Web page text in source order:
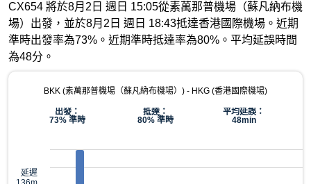
CX654 將於8月2日 週日 15:05從素萬那普機場（蘇凡納布機
場）出發，並於8月2日 週日 18:43抵達香港國際機場。近期
準時出發率為73%。近期準時抵達率為80%。平均延誤時間
為48分。
BKK (素萬那普機場（蘇凡納布機場）) - HKG (香港國際機場)
出發：
73% 準時
抵達：
80% 準時
平均延誤：
48min
延遲